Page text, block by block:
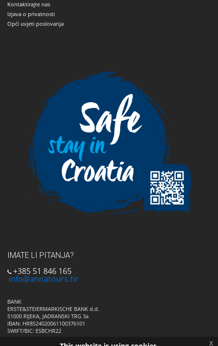
Kontaktirajte nas
Izjava o privatnosti
Opći uvjeti poslovanja
IMATE LI PITANJA?
+385 51 846 165
info@annatours.hr
BANK
ERSTE&STEIERMARKISCHE BANK d.d.
51000 RIJEKA, JADRANSKI TRG 3a
IBAN: HR8524020061100376101
SWIFT/BIC: ESBCHR22
x